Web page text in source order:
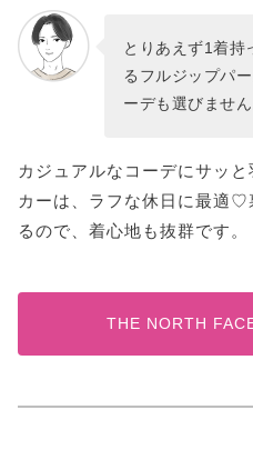
とりあえず1着持
るフルジップパ
ーデも選びません
カジュアルなコーデにサッ
カーは、ラフな休日に最適♡
るので、着心地も抜群です。
THE NORTH